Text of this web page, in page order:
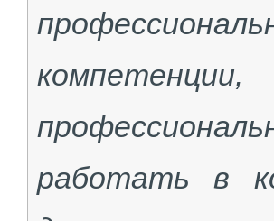
работать в